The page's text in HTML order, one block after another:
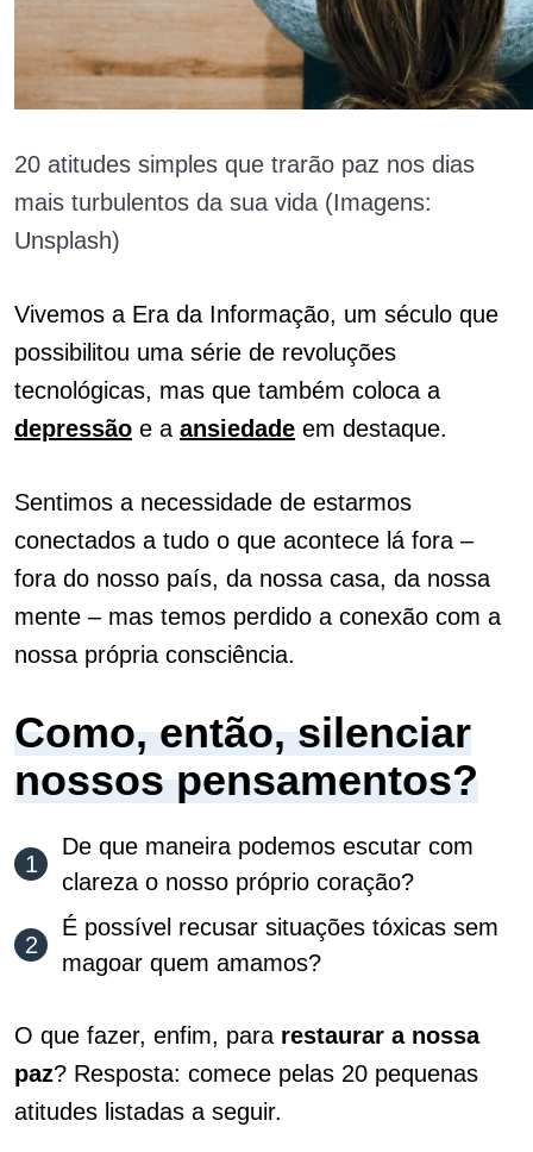
20 atitudes simples que trarão paz nos dias
mais turbulentos da sua vida (Imagens:
Unsplash)
Vivemos a Era da Informação, um século que
possibilitou uma série de revoluções
tecnológicas, mas que também coloca a
depressão e a ansiedade em destaque.
Sentimos a necessidade de estarmos
conectados a tudo o que acontece lá fora –
fora do nosso país, da nossa casa, da nossa
mente – mas temos perdido a conexão com a
nossa própria consciência.
Como, então, silenciar
nossos pensamentos?
De que maneira podemos escutar com
clareza o nosso próprio coração?
É possível recusar situações tóxicas sem
magoar quem amamos?
O que fazer, enfim, para restaurar a nossa
paz? Resposta: comece pelas 20 pequenas
atitudes listadas a seguir.